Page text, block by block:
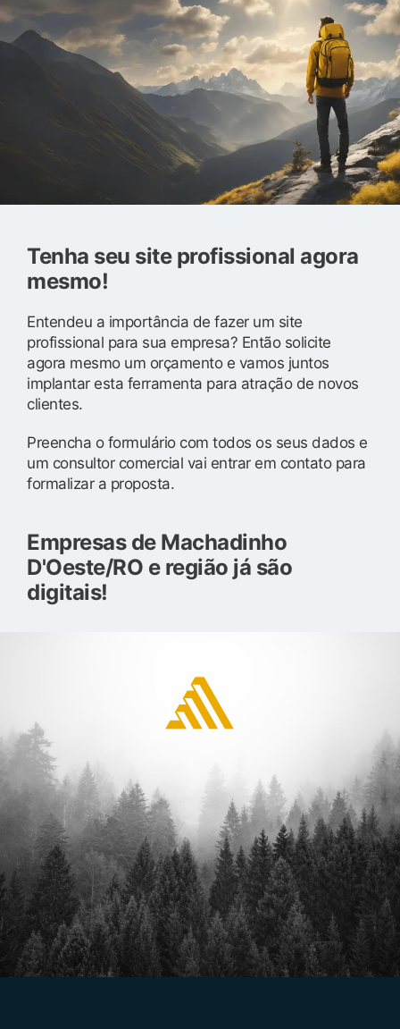
Tenha seu site profissional agora
mesmo!
Entendeu a importância de fazer um site
profissional para sua empresa? Então solicite
agora mesmo um orçamento e vamos juntos
implantar esta ferramenta para atração de novos
clientes.
Preencha o formulário com todos os seus dados e
um consultor comercial vai entrar em contato para
formalizar a proposta.
Empresas de Machadinho
D'Oeste/RO e região já são
digitais!